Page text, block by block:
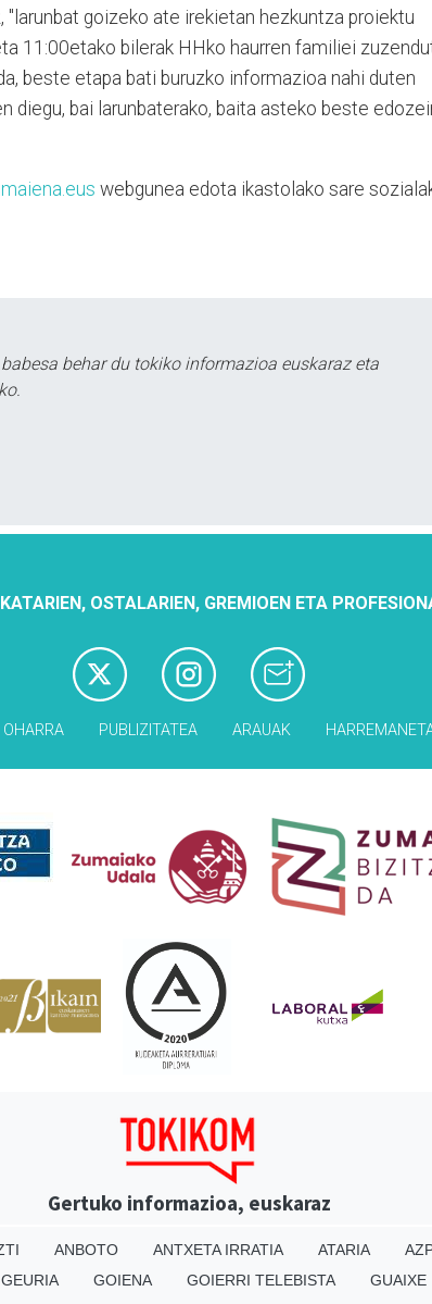
goizeko ate irekietan hezkuntza proiektu
11:00etako bilerak HHko haurren familiei
beste etapa bati buruzko informazioa nahi duten
diegu, bai larunbaterako, baita asteko beste
webgunea edota ikastolako sare
behar du tokiko informazioa euskaraz eta
OSTALARIEN, GREMIOEN ETA
OHARRA PUBLIZITATEA ARAUAK
Gertuko informazioa, euskaraz
ANBOTO ANTXETA IRRATIA ATARIA
GEURIA GOIENA GOIERRI TELEBISTA GUAIXE